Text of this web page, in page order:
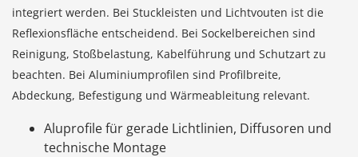
integriert werden. Bei Stuckleisten und Lichtvouten ist die
Reflexionsfläche entscheidend. Bei Sockelbereichen sind
Reinigung, Stoßbelastung, Kabelführung und Schutzart zu
beachten. Bei Aluminiumprofilen sind Profilbreite,
Abdeckung, Befestigung und Wärmeableitung relevant.
Aluprofile für gerade Lichtlinien, Diffusoren und
technische Montage